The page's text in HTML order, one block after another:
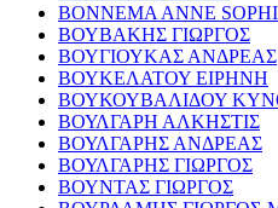
BONNEMA ANNE
ΒΟΥΒΑΚΗΣ ΓΙΩΡΓΟΣ
ΒΟΥΓΙΟΥΚΑΣ ΑΝΔΡΕΑΣ
ΒΟΥΚΕΛΑΤΟΥ ΕΙΡΗΝΗ
ΒΟΥΚΟΥΒΑΛΙΔΟΥ
ΒΟΥΛΓΑΡΗ ΑΛΚΗΣΤΙΣ
ΒΟΥΛΓΑΡΗΣ ΑΝΔΡΕΑΣ
ΒΟΥΛΓΑΡΗΣ ΓΙΩΡΓΟΣ
ΒΟΥΝΤΑΣ ΓΙΩΡΓΟΣ